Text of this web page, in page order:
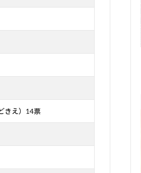
きえ）14票